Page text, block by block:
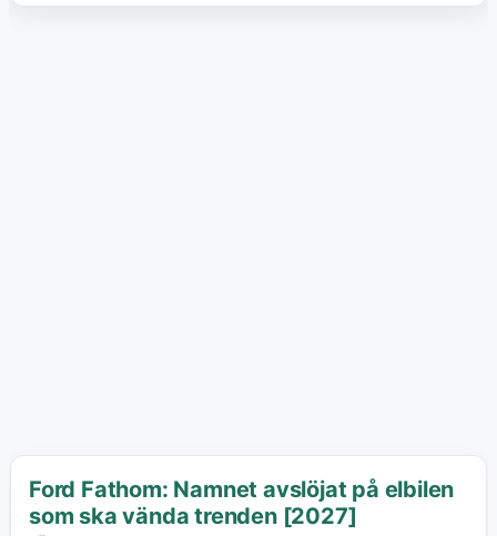
Ford Fathom: Namnet avslöjat på elbilen
som ska vända trenden [2027]